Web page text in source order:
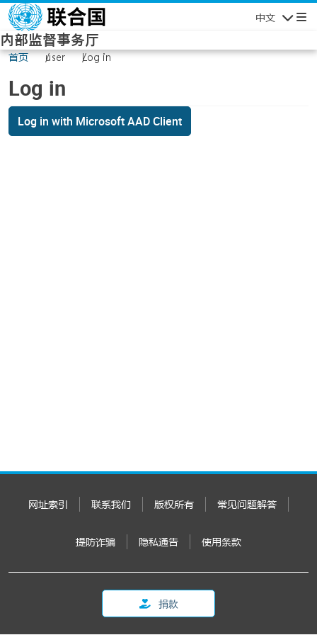
Skip to main content
中文
内部监督事务厅
首页 user Log in
Log in
Log in with Microsoft AAD Client
网址索引 联系我们 版权所有 常见问题解答
提防诈骗 隐私通告 使用条款
捐款